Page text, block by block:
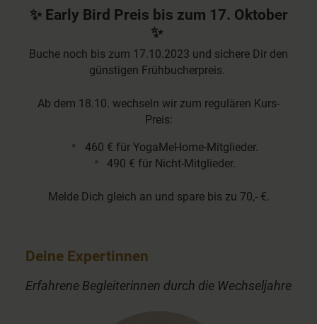
✨ Early Bird Preis bis zum 17. Oktober
✨
Buche noch bis zum 17.10.2023 und sichere Dir den
günstigen Frühbucherpreis.
Ab dem 18.10. wechseln wir zum regulären Kurs-
Preis:
460 € für YogaMeHome-Mitglieder.
490 € für Nicht-Mitglieder.
Melde Dich gleich an und spare bis zu 70,- €.
Deine Expertinnen
Erfahrene Begleiterinnen durch die Wechseljahre